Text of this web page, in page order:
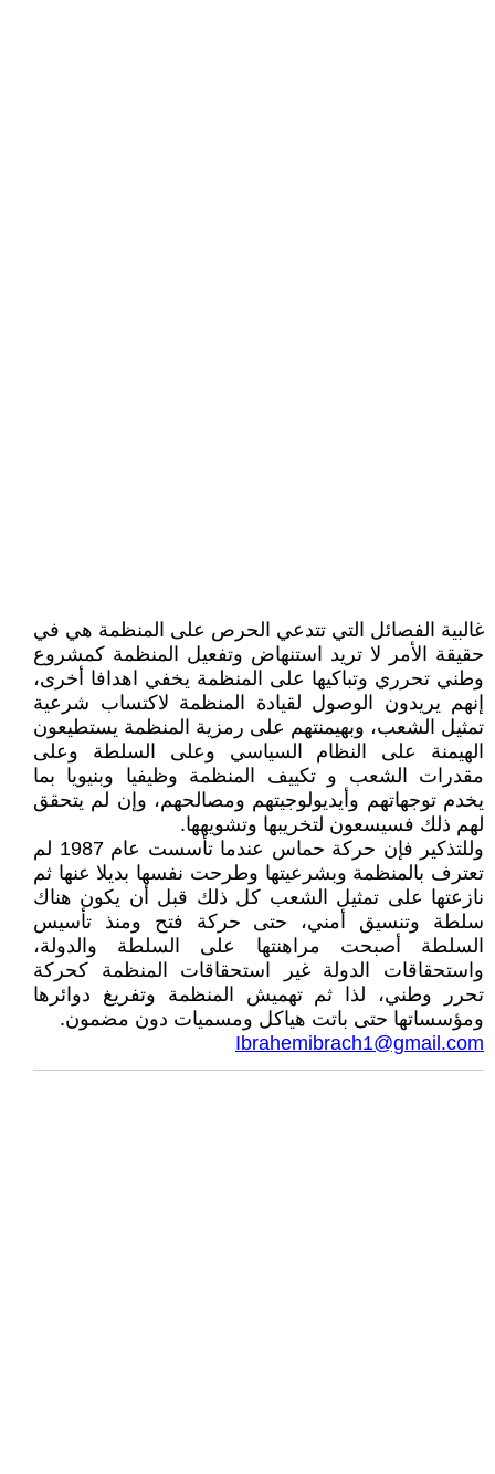
غالبية الفصائل التي تتدعي الحرص على المنظمة هي في
حقيقة الأمر لا تريد استنهاض وتفعيل المنظمة كمشروع
وطني تحرري وتباكيها على المنظمة يخفي اهدافا أخرى،
إنهم يريدون الوصول لقيادة المنظمة لاكتساب شرعية
تمثيل الشعب، وبهيمنتهم على رمزية المنظمة يستطيعون
الهيمنة على النظام السياسي وعلى السلطة وعلى
مقدرات الشعب و تكييف المنظمة وظيفيا وبنيويا بما
يخدم توجهاتهم وأيديولوجيتهم ومصالحهم، وإن لم يتحقق
لهم ذلك فسيسعون لتخريبها وتشويهها.
وللتذكير فإن حركة حماس عندما تأسست عام 1987 لم
تعترف بالمنظمة وبشرعيتها وطرحت نفسها بديلا عنها ثم
نازعتها على تمثيل الشعب كل ذلك قبل أن يكون هناك
سلطة وتنسيق أمني، حتى حركة فتح ومنذ تأسيس
السلطة أصبحت مراهنتها على السلطة والدولة،
واستحقاقات الدولة غير استحقاقات المنظمة كحركة
تحرر وطني، لذا ثم تهميش المنظمة وتفريغ دوائرها
ومؤسساتها حتى باتت هياكل ومسميات دون مضمون.
Ibrahemibrach1@gmail.com